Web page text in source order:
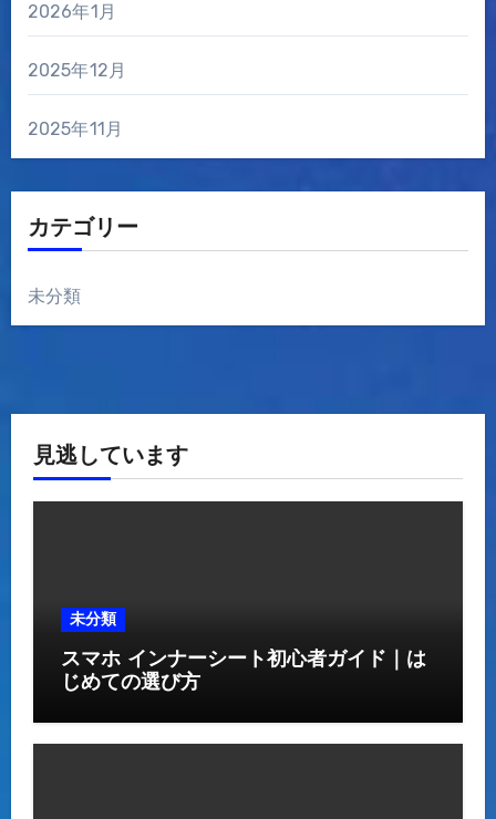
2026年1月
2025年12月
2025年11月
カテゴリー
未分類
見逃しています
未分類
スマホ インナーシート初心者ガイド｜は
じめての選び方